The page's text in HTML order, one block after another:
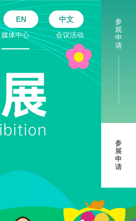
参
观
申
请
参
展
申
请
EN 中文
媒体中心 会议活动